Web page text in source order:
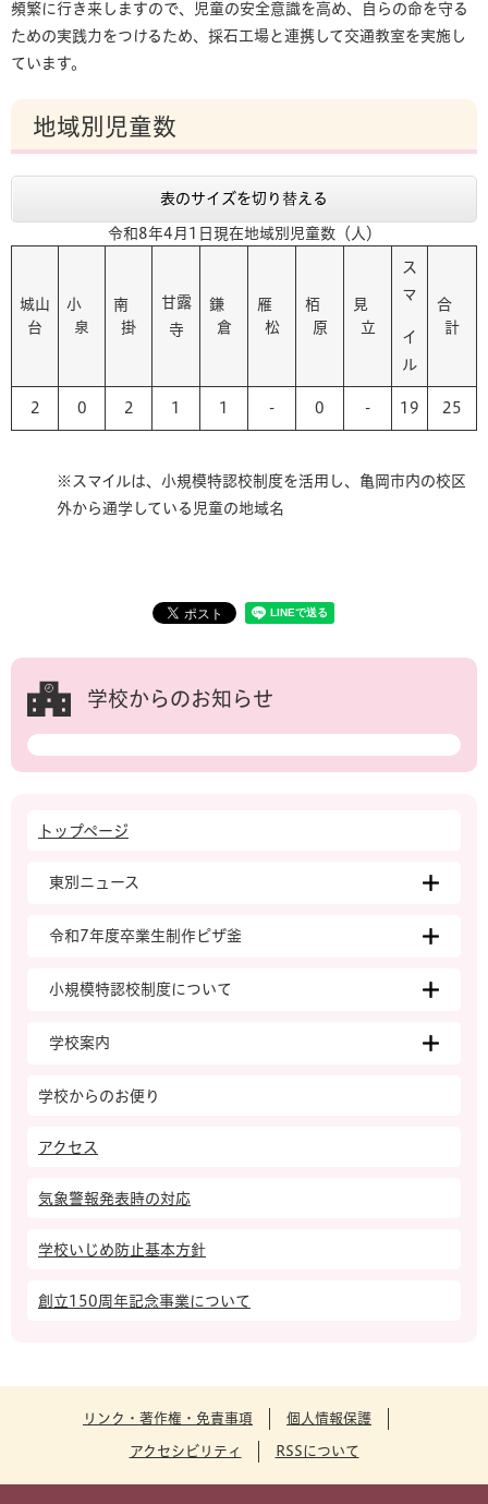
頻繁に行き来しますので、児童の安全意識を高め、自らの命を守る
ための実践力をつけるため、採石工場と連携して交通教室を実施し
ています。
地域別児童数
表のサイズを切り替える
令和8年4月1日現在地域別児童数（人）
城山
台
小
泉
南
掛
甘露
寺
鎌
倉
雁
松
栢
原
見
立
ス
マ
イ
ル
合
計
2 0 2 1 1 - 0 - 19 25
※スマイルは、小規模特認校制度を活用し、亀岡市内の校区
外から通学している児童の地域名
学校からのお知らせ
トップページ
東別ニュース
令和7年度卒業生制作ピザ釜
小規模特認校制度について
学校案内
学校からのお便り
アクセス
気象警報発表時の対応
学校いじめ防止基本方針
創立150周年記念事業について
リンク・著作権・免責事項 個人情報保護
アクセシビリティ RSSについて